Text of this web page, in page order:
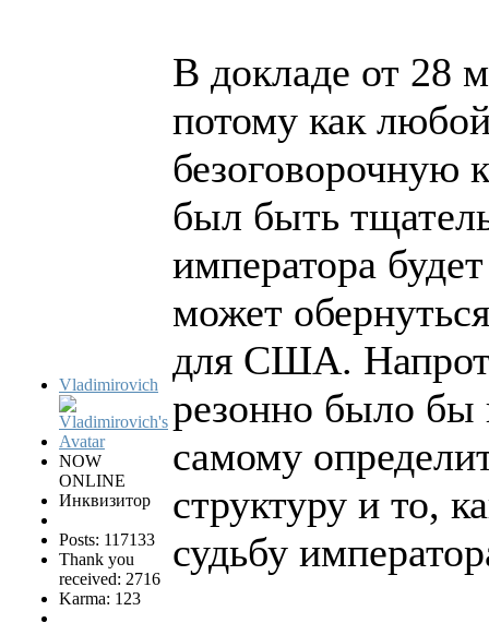
Vladimirovich
NOW
ONLINE
Инквизитор
Posts: 117133
Thank you
received: 2716
Karma: 123
В докладе от 28
потому как
безоговорочную
был быть
императора
может
для США.
резонно было бы
самому
структуру и то,
судьбу